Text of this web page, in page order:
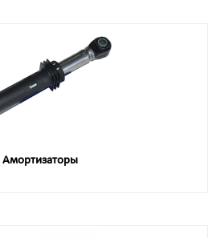
Амортизаторы